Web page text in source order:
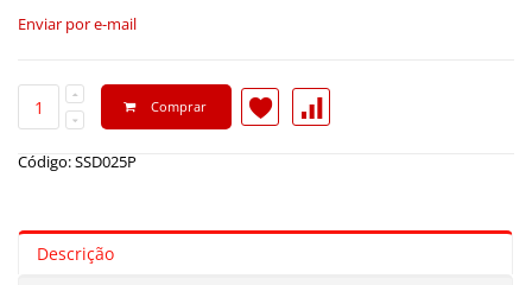
Enviar por e-mail
Comprar
Código: SSD025P
Descrição